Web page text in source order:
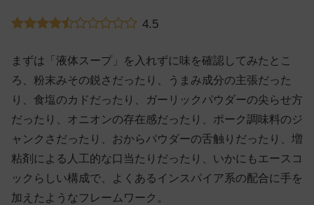
4.5
まずは「液体スープ」を入れずに味を確認してみたとこ
ろ、粉末みその鋭さだったり、うまみ成分の主張だった
り、食塩のカドだったり、ガーリックパウダーの尖らせ方
だったり、オニオンの存在感だったり、ポーク調味料のジ
ャンクさだったり、おからパウダーの舌触りだったり、増
粘剤による人工的な口当たりだったり、いかにもエースコ
ックらしい構成で、よくあるインスパイア系の配合に手を
加えたようなフレームワーク。